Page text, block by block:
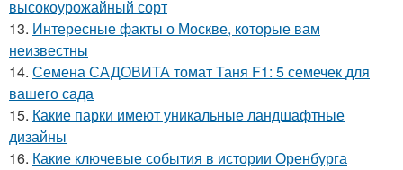
высокоурожайный сорт
13. Интересные факты о Москве, которые вам
неизвестны
14. Семена САДОВИТА томат Таня F1: 5 семечек для
вашего сада
15. Какие парки имеют уникальные ландшафтные
дизайны
16. Какие ключевые события в истории Оренбурга